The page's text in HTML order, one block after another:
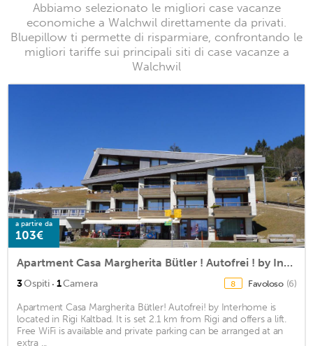
Abbiamo selezionato le migliori case vacanze
economiche a Walchwil direttamente da privati.
Bluepillow ti permette di risparmiare, confrontando le
migliori tariffe sui principali siti di case vacanze a
Walchwil
a partire da
103€
Apartment Casa Margherita Bütler ! Autofrei ! by Interhome
3Ospiti · 1Camera 8 Favoloso (6)
Apartment Casa Margherita Bütler! Autofrei! by Interhome is
located in Rigi Kaltbad. It is set 2.1 km from Rigi and offers a lift.
Free WiFi is available and private parking can be arranged at an
extra ...